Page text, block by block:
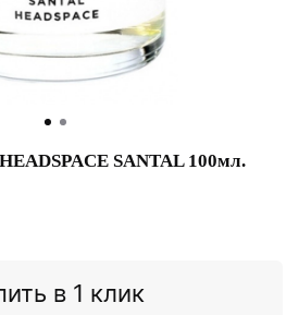
SANTAL 100мл.
в 1 клик